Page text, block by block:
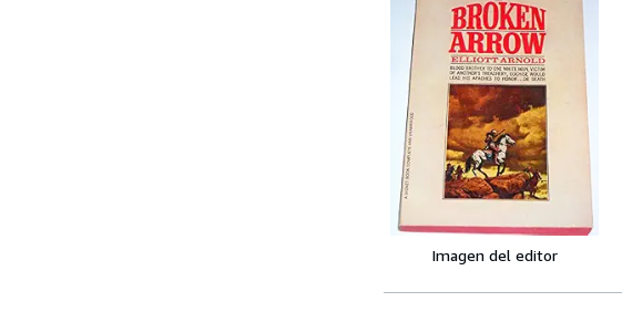
Imagen del editor